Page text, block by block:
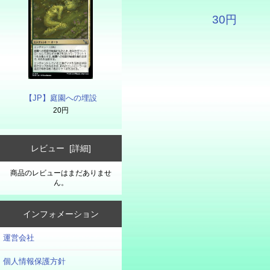
【JP】庭園への埋設
20円
レビュー [詳細]
商品のレビューはまだありませ
ん。
インフォメーション
運営会社
個人情報保護方針
30円